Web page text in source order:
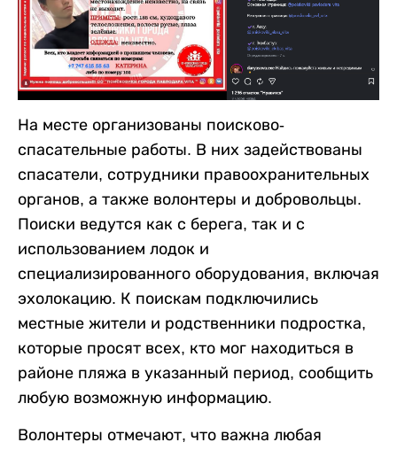
На месте организованы поисково-
спасательные работы. В них задействованы
спасатели, сотрудники правоохранительных
органов, а также волонтеры и добровольцы.
Поиски ведутся как с берега, так и с
использованием лодок и
специализированного оборудования, включая
эхолокацию. К поискам подключились
местные жители и родственники подростка,
которые просят всех, кто мог находиться в
районе пляжа в указанный период, сообщить
любую возможную информацию.
Волонтеры отмечают, что важна любая